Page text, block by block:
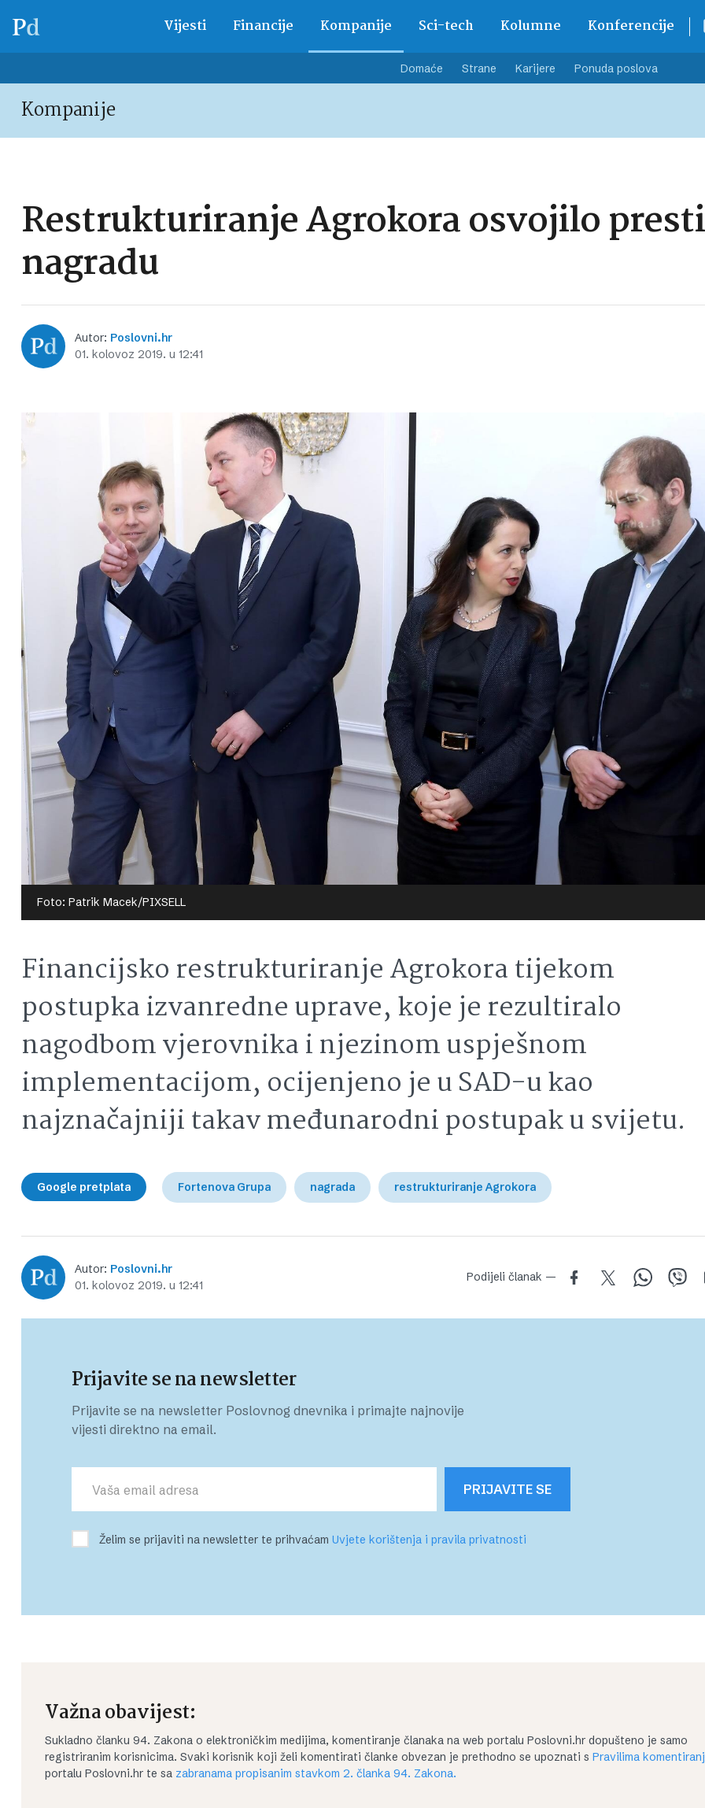
Vijesti Financije Kompanije Sci-tech Kolumne Konferencije
Domaće Strane Karijere Ponuda poslova
Kompanije
Restrukturiranje Agrokora osvojilo
nagradu
Autor: Poslovni.hr
01. kolovoz 2019. u 12:41
Foto: Patrik Macek/PIXSELL
Financijsko restrukturiranje Agrokora tijekom
postupka izvanredne uprave, koje je rezultiralo
nagodbom vjerovnika i njezinom uspješnom
implementacijom, ocijenjeno je u SAD-u kao
najznačajniji takav međunarodni postupak u svijetu.
Google pretplata Fortenova Grupa nagrada restrukturiranje Agrokora
Autor: Poslovni.hr
01. kolovoz 2019. u 12:41
Podijeli članak —
Prijavite se na newsletter
Prijavite se na newsletter Poslovnog dnevnika i primajte najnovije
vijesti direktno na email.
PRIJAVITE SE
Želim se prijaviti na newsletter te prihvaćam Uvjete korištenja i pravila privatnosti
Važna obavijest:
Sukladno članku 94. Zakona o elektroničkim medijima, komentiranje članaka na web portalu Poslovni.hr dopušteno je samo
registriranim korisnicima. Svaki korisnik koji želi komentirati članke obvezan je prethodno se upoznati s Pravilima
portalu Poslovni.hr te sa zabranama propisanim stavkom 2. članka 94. Zakona.